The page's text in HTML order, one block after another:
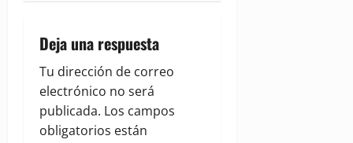
i
g
a
Deja una respuesta
Tu dirección de correo
electrónico no será
publicada. Los campos
obligatorios están